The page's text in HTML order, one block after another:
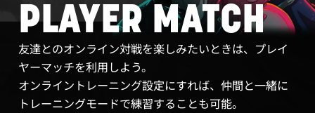
PLAYER MATCH
友達とのオンライン対戦を楽しみたいときは、プレイ
ヤーマッチを利用しよう。
オンライントレーニング設定にすれば、仲間と一緒に
トレーニングモードで練習することも可能。